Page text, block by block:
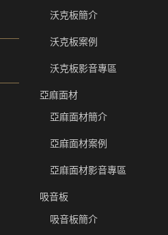
沃克板簡介
沃克板案例
沃克板影音專區
亞麻面材
亞麻面材簡介
亞麻面材案例
亞麻面材影音專區
吸音板
吸音板簡介